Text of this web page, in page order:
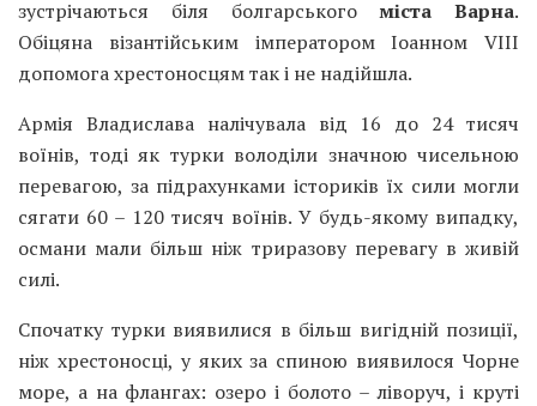
зустрічаються біля болгарськогоміста Варна.
Обіцяна візантійським імператором Іоанном VIII
допомога хрестоносцям так і не надійшла.
Армія Владислава налічувала від 16 до 24 тисяч
воїнів, тоді як турки володіли значною чисельною
перевагою, за підрахунками істориків їх сили могли
сягати 60 – 120 тисяч воїнів. У будь-якому випадку,
османи мали більш ніж триразову перевагу в живій
силі.
Спочатку турки виявилися в більш вигідній позиції,
ніж хрестоносці, у яких за спиною виявилося Чорне
море, а на флангах: озеро і болото – ліворуч, і круті